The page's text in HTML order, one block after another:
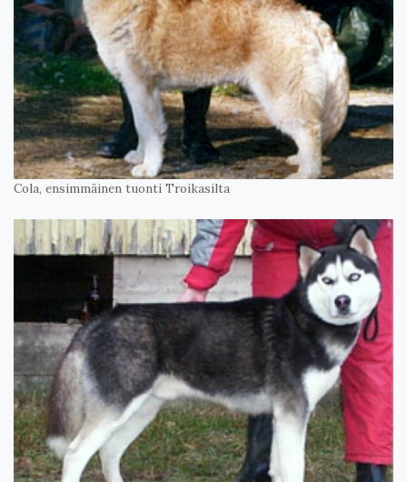
Cola, ensimmäinen tuonti Troikasilta